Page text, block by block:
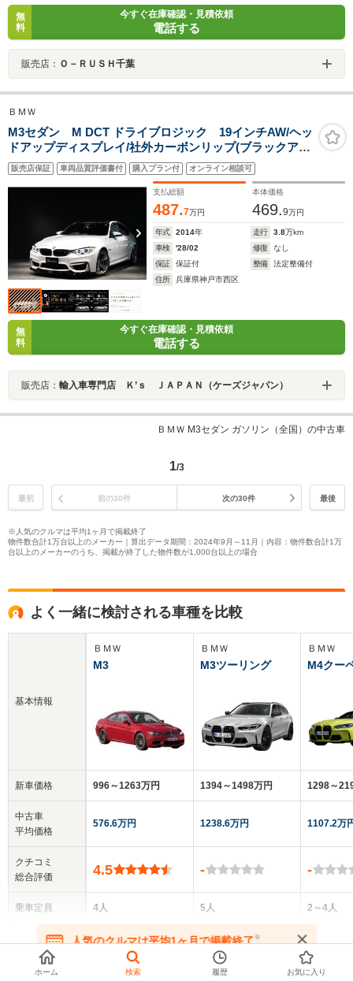
無
料
今すぐ在庫確認・見積依頼
電話する
販売店： Ｏ－ＲＵＳＨ千葉
ＢＭＷ
M3セダン M DCT ドライブロジック 19インチAW/ヘッ
ドアップディスプレイ/社外カーボンリップ(ブラックアウ
ト)/社外トランクスポイラー/社外リヤディフューザー/カ
ーボンファイバーインテリアトリム
販売店保証 車両品質評価書付 購入プラン付 オンライン相談可
支払総額
487.7万円
本体価格
469.9万円
年式 2014年 走行 3.8万km
車検
'28/02 修復
なし
保証
保証付 整備
法定整備付
住所
兵庫県神戸市西区
無
料
今すぐ在庫確認・見積依頼
電話する
販売店： 輸入車専門店 Ｋ’ｓ ＪＡＰＡＮ（ケーズジャパン）
ＢＭＷ M3セダン ガソリン（全国）の中古車
1/3
最初 前の30件 次の30件 最後
※人気のクルマは平均1ヶ月で掲載終了
物件数合計1万台以上のメーカー｜算出データ期間：2024年9月～11月｜内容：物件数合計1万
台以上のメーカーのうち、掲載が終了した物件数が1,000台以上の場合
よく一緒に検討される車種を比較
基本情報
新車価格
中古車
平均価格
クチコミ
総合評価
乗車定員
ＢＭＷ
M3
996～1263万円
576.6万円
4.5
4人
2ドア
ＢＭＷ
M3ツーリング
1394～1498万円
1238.6万円
-
5人
5ドア
ＢＭＷ
M4クー
1298～
1107.2万
-
2～4人
人気のクルマは平均1ヶ月で掲載終了※
在庫が無くなる前にお問い合わせください
ホーム 検索 履歴 お気に入り